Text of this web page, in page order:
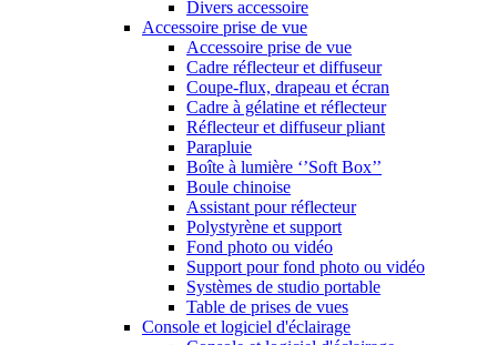
Divers accessoire
Accessoire prise de vue
Accessoire prise de vue
Cadre réflecteur et diffuseur
Coupe-flux, drapeau et écran
Cadre à gélatine et réflecteur
Réflecteur et diffuseur pliant
Parapluie
Boîte à lumière ‘’Soft Box’’
Boule chinoise
Assistant pour réflecteur
Polystyrène et support
Fond photo ou vidéo
Support pour fond photo ou vidéo
Systèmes de studio portable
Table de prises de vues
Console et logiciel d'éclairage